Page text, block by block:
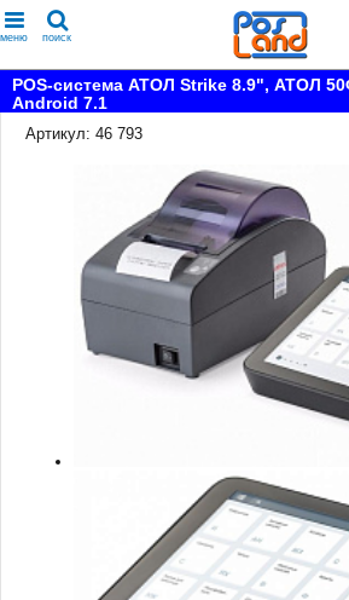
меню поиск
POS-система АТОЛ Strike 8.9", АТОЛ
Android 7.1
Артикул: 46 793